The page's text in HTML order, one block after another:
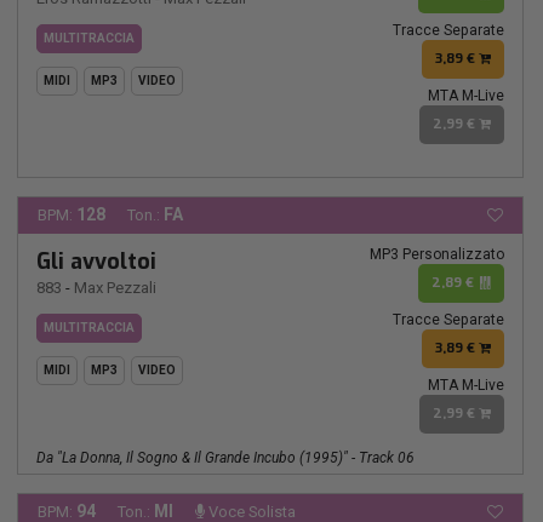
MULTITRACCIA
MIDI MP3 VIDEO
Tracce Separate
3,89 €
MTA M-Live
2,99 €
BPM: 128 Ton.: FA
Gli avvoltoi
883 - Max Pezzali
MULTITRACCIA
MIDI MP3 VIDEO
MP3 Personalizzato
2,89 €
Tracce Separate
3,89 €
MTA M-Live
2,99 €
Da "La Donna, Il Sogno & Il Grande Incubo (1995)" - Track 06
BPM: 94 Ton.: MI Voce Solista